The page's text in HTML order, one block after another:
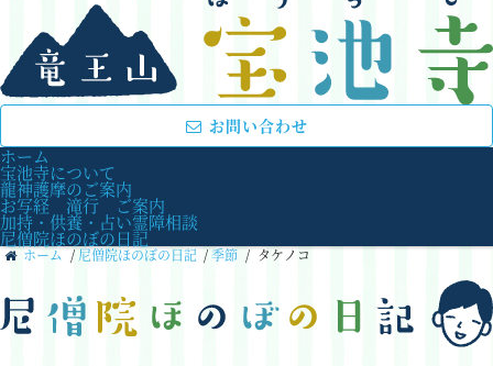
お問い合わせ
ホーム
宝池寺について
龍神護摩のご案内
お写経 滝行 ご案内
加持・供養・占い霊障相談
尼僧院ほのぼの日記
ホーム / 尼僧院ほのぼの日記 /季節 / タケノコ